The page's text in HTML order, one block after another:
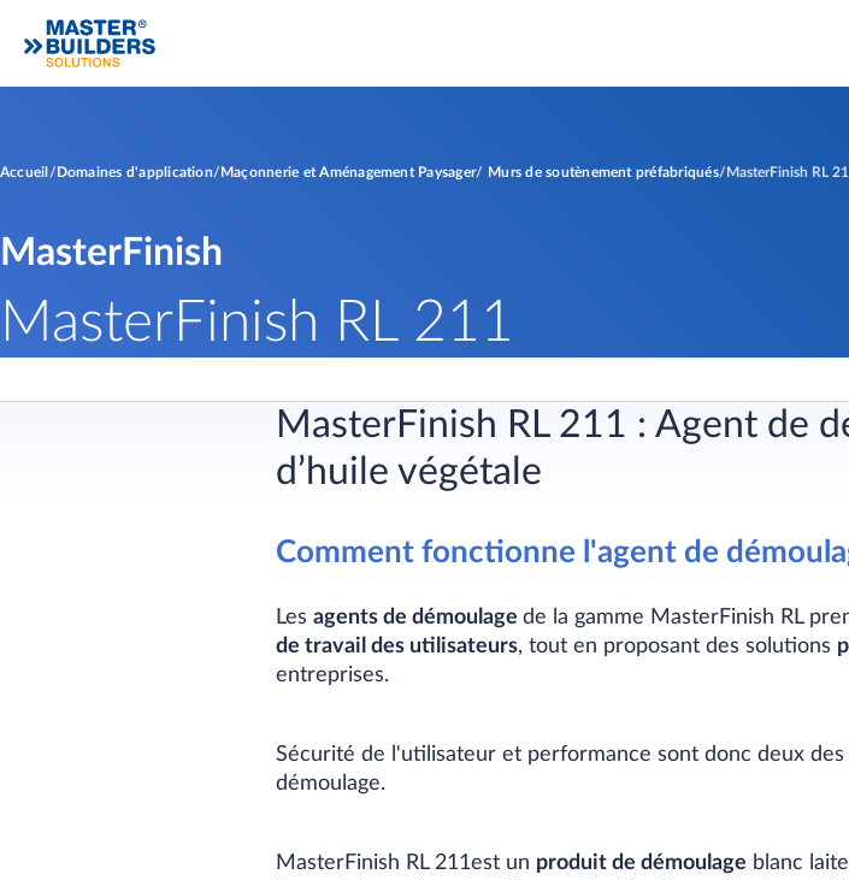
Accueil Domaines d'application Maçonnerie et Aménagement Paysager Murs de soutènement préfabriqués MasterFinish RL
MasterFinish
MasterFinish RL 211
​​MasterFinish RL 211 : Agent de
d’huile végétale
Comment fonctionne l'agent de
Les agents de démoulage de la gamme MasterFinish RL
de travail des utilisateurs, tout en proposant des solutions
entreprises.
Sécurité de l'utilisateur et performance sont donc deux
démoulage.
MasterFinish RL 211est un produit de démoulage blanc